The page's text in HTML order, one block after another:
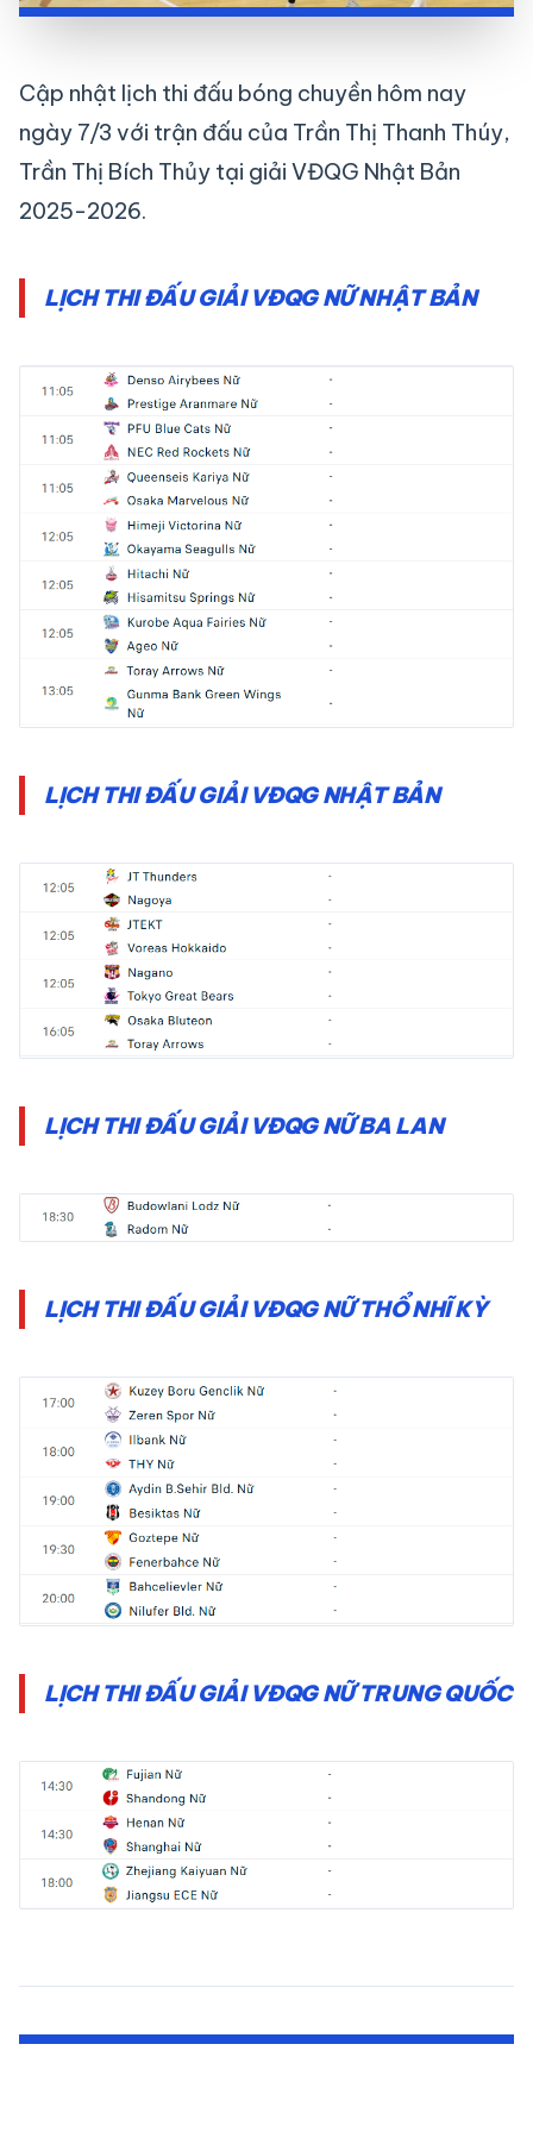
Cập nhật lịch thi đấu bóng chuyền hôm nay
ngày 7/3 với trận đấu của Trần Thị Thanh Thúy,
Trần Thị Bích Thủy tại giải VĐQG Nhật Bản
2025-2026.
LỊCH THI ĐẤU GIẢI VĐQG NỮ NHẬT BẢN
LỊCH THI ĐẤU GIẢI VĐQG NHẬT BẢN
LỊCH THI ĐẤU GIẢI VĐQG NỮ BA LAN
LỊCH THI ĐẤU GIẢI VĐQG NỮ THỔ NHĨ KỲ
LỊCH THI ĐẤU GIẢI VĐQG NỮ TRUNG QUỐC